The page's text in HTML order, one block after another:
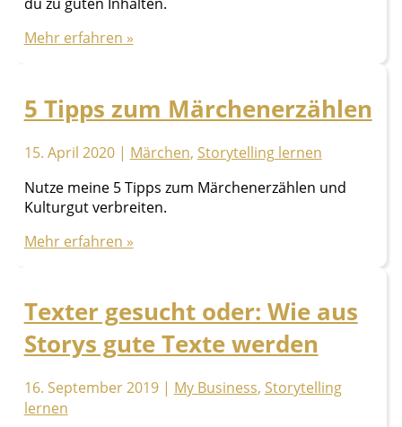
Guter
Schritte
für
starken
Mehr erfahren »
5 Tipps zum Märchenerzählen
15. April 2020 | Märchen, Storytelling lernen
Nutze meine 5 Tipps zum Märchenerzählen und
Kulturgut verbreiten.
5
Märchenerzählen
Mehr erfahren »
Texter gesucht oder: Wie aus
Storys gute Texte werden
16. September 2019 | My Business, Storytelling
lernen